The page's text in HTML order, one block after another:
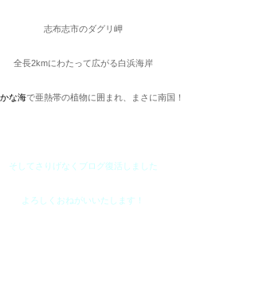
志布志市のダグリ岬
全長2kmにわたって広がる白浜海岸
な海で亜熱帯の植物に囲まれ、まさに南国！
そしてさりげなくブログ復活しました
よろしくおねがいいたします！